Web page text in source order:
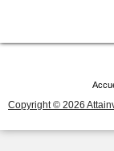
Copyright © 2026